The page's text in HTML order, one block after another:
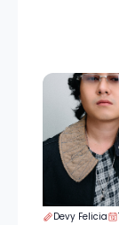
Devy Felicia